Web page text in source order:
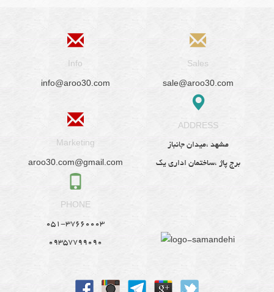
Info
info@aroo30.com
Sales
sale@aroo30.com
Marketing
aroo30.com@gmail.com
ADDRESS
مشهد ،میدان جانباز
برج پاژ ،ساختمان اداری یک
PHONE
051-37660003
09357799090